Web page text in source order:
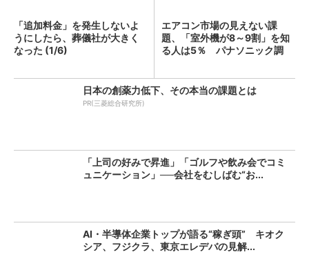
「追加料金」を発生しないよ
うにしたら、葬儀社が大きく
なった (1/6)
エアコン市場の見えない課
題、「室外機が8～9割」を知
る人は5％ パナソニック調
日本の創薬力低下、その本当の課題とは
PR(三菱総合研究所)
「上司の好みで昇進」「ゴルフや飲み会でコミ
ュニケーション」──会社をむしばむ“お...
AI・半導体企業トップが語る“稼ぎ頭” キオク
シア、フジクラ、東京エレデバの見解...